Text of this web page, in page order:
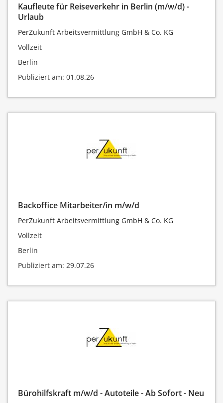
Kaufleute für Reiseverkehr in Berlin (m/w/d) -
Urlaub
PerZukunft Arbeitsvermittlung GmbH & Co. KG
Vollzeit
Berlin
Publiziert am: 01.08.26
Backoffice Mitarbeiter/in m/w/d
PerZukunft Arbeitsvermittlung GmbH & Co. KG
Vollzeit
Berlin
Publiziert am: 29.07.26
Bürohilfskraft m/w/d - Autoteile - Ab Sofort - Neu